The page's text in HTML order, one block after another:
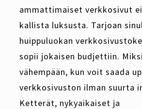
ammattimaiset verkkosivut
kallista luksusta. Tarjoan
huippuluokan
sopii jokaisen budjettiin.
vähempään, kun voit saada
verkkosivuston ilman suurta
Ketterät, nykyaikaiset ja